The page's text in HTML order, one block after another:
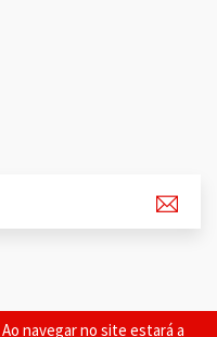
navegar no site estará a
reservados.